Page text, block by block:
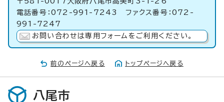
電話番号：072-991-7243 ファクス番号：072-
991-7247
お問い合わせは専用フォームをご利用ください。
前のページへ戻る トップページへ戻る
八尾市